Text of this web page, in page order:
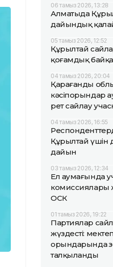
06 тамыз 2026, 13:28
Алматыда
дайындық
05 тамыз 2026, 12:52
Құрылтай
қоғамдық
04 тамыз 2026, 20:04
Қарағанды
кәсіпорындар
рет сайлау
04 тамыз 2026, 16:55
Құрылтай үшін
дайын
03 тамыз 2026, 12:34
Ел аумағында
комиссиялары
ОСК
01 тамыз 2026, 19:22
Партиялар
жүздесті:
орындарында
талқыланды